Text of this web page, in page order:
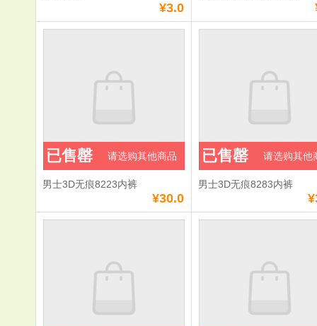
¥3.0
男士3D无痕8223内裤
¥30.0
已售罄 请选购其他商品
男士3D无痕8283内裤
已售罄 请选购其他